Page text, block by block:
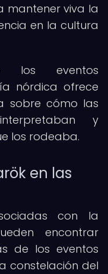
mantener viva la
en la cultura
los eventos
nórdica ofrece
sobre cómo las
y
los rodeaba.
en las
con la
encontrar
de los eventos
constelación del